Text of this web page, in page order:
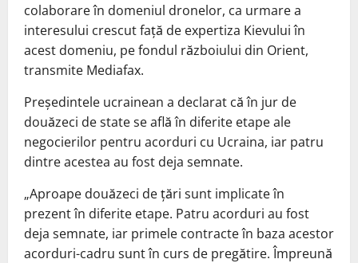
colaborare în domeniul dronelor, ca urmare a
interesului crescut față de expertiza Kievului în
acest domeniu, pe fondul războiului din Orient,
transmite Mediafax.
Președintele ucrainean a declarat că în jur de
douăzeci de state se află în diferite etape ale
negocierilor pentru acorduri cu Ucraina, iar patru
dintre acestea au fost deja semnate.
„Aproape douăzeci de țări sunt implicate în
prezent în diferite etape. Patru acorduri au fost
deja semnate, iar primele contracte în baza acestor
acorduri-cadru sunt în curs de pregătire. Împreună